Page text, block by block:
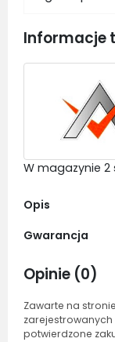
Informacje
W magazynie 2
Opis
Gwarancja
Opinie (0)
Zawarte na
zarejestrowanych
potwierdzone